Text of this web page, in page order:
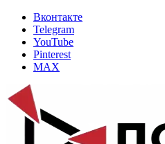
Вконтакте
Telegram
YouTube
Pinterest
MAX